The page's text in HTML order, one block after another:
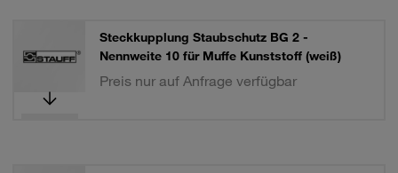
Steckkupplung Staubschutz BG 2 -
Nennweite 10 für Muffe Kunststoff (weiß)
Preis nur auf Anfrage verfügbar